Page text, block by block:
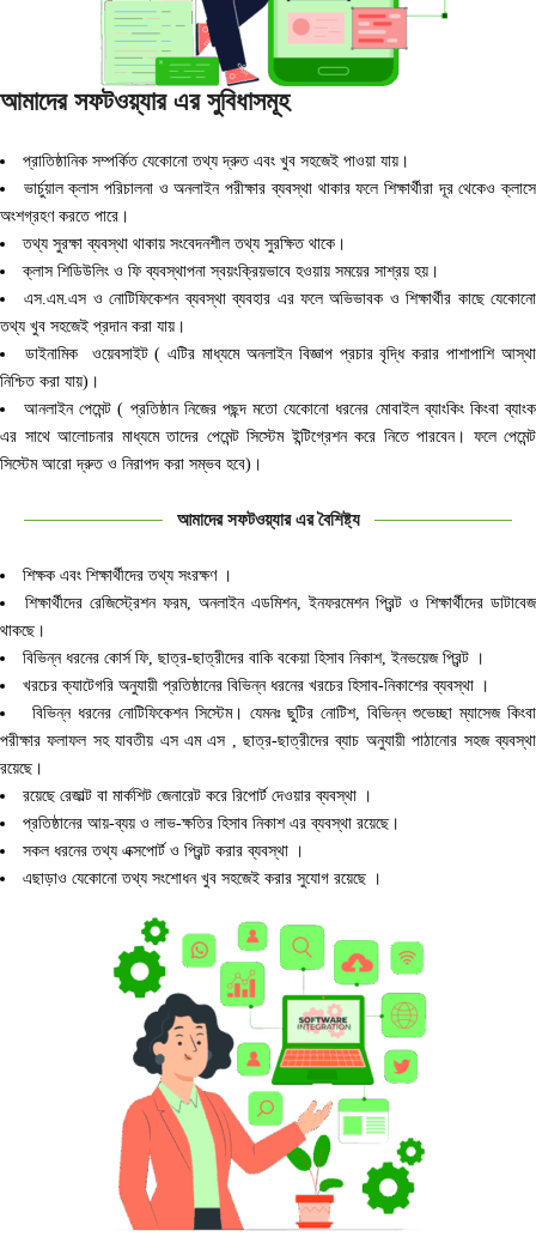
আমাদের সফটওয়্যার এর সুবিধাসমূহ
প্রাতিষ্ঠানিক সম্পর্কিত যেকোনো তথ্য দ্রুত এবং খুব সহজেই পাওয়া যায়।
ভার্চুয়াল ক্লাস পরিচালনা ও অনলাইন পরীক্ষার ব্যবস্থা থাকার ফলে শিক্ষার্থীরা দূর থেকেও ক্লাসে
অংশগ্রহণ করতে পারে।
তথ্য সুরক্ষা ব্যবস্থা থাকায় সংবেদনশীল তথ্য সুরক্ষিত থাকে।
ক্লাস শিডিউলিং ও ফি ব্যবস্থাপনা স্বয়ংক্রিয়ভাবে হওয়ায় সময়ের সাশ্রয় হয়।
এস.এম.এস ও নোটিফিকেশন ব্যবস্থা ব্যবহার এর ফলে অভিভাবক ও শিক্ষার্থীর কাছে যেকোনো
তথ্য খুব সহজেই প্রদান করা যায়।
ডাইনামিক ওয়েবসাইট ( এটির মাধ্যমে অনলাইন বিজ্ঞাপ প্রচার বৃদ্ধি করার পাশাপাশি আস্থা
নিশ্চিত করা যায়)।
আনলাইন পেমেন্ট ( প্রতিষ্ঠান নিজের পছন্দ মতো যেকোনো ধরনের মোবাইল ব্যাংকিং কিংবা ব্যাংক
এর সাথে আলোচনার মাধ্যমে তাদের পেমেন্ট সিস্টেম ইন্টিগ্রেশন করে নিতে পারবেন। ফলে পেমেন্ট
সিস্টেম আরো দ্রুত ও নিরাপদ করা সম্ভব হবে)।
আমাদের সফটওয়্যার এর বৈশিষ্ট্য
শিক্ষক এবং শিক্ষার্থীদের তথ্য সংরক্ষণ ।
শিক্ষার্থীদের রেজিস্ট্রেশন ফরম, অনলাইন এডমিশন, ইনফরমেশন প্রিন্ট ও শিক্ষার্থীদের ডাটাবেজ
থাকছে।
বিভিন্ন ধরনের কোর্স ফি, ছাত্র-ছাত্রীদের বাকি বকেয়া হিসাব নিকাশ, ইনভয়েজ প্রিন্ট ।
খরচের ক্যাটেগরি অনুযায়ী প্রতিষ্ঠানের বিভিন্ন ধরনের খরচের হিসাব-নিকাশের ব্যবস্থা ।
বিভিন্ন ধরনের নোটিফিকেশন সিস্টেম। যেমনঃ ছুটির নোটিশ, বিভিন্ন শুভেচ্ছা ম্যাসেজ কিংবা
পরীক্ষার ফলাফল সহ যাবতীয় এস এম এস , ছাত্র-ছাত্রীদের ব্যাচ অনুযায়ী পাঠানোর সহজ ব্যবস্থা
রয়েছে।
রয়েছে রেজাল্ট বা মার্কশিট জেনারেট করে রিপোর্ট দেওয়ার ব্যবস্থা ।
প্রতিষ্ঠানের আয়-ব্যয় ও লাভ-ক্ষতির হিসাব নিকাশ এর ব্যবস্থা রয়েছে।
সকল ধরনের তথ্য এক্সপোর্ট ও প্রিন্ট করার ব্যবস্থা ।
এছাড়াও যেকোনো তথ্য সংশোধন খুব সহজেই করার সুযোগ রয়েছে ।